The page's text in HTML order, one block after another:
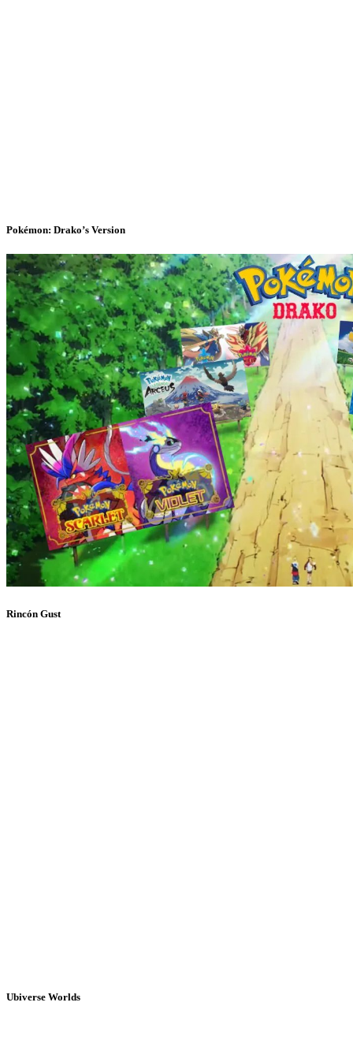
Pokémon: Drako’s Version
Rincón Gust
Ubiverse Worlds